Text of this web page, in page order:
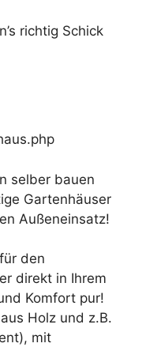
richtig Schick
selber bauen
Gartenhäuser
Außeneinsatz!
den
direkt in Ihrem
Komfort pur!
Holz und z.B.
mit